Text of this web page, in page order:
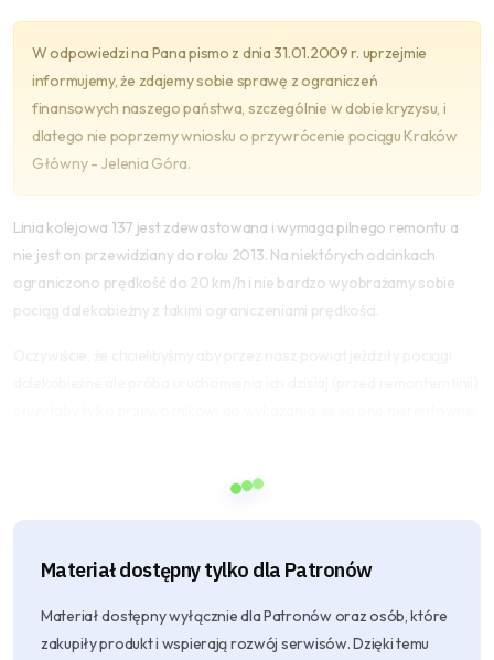
W odpowiedzi na Pana pismo z dnia 31.01.2009 r. uprzejmie
informujemy, że zdajemy sobie sprawę z ograniczeń
finansowych naszego państwa, szczególnie w dobie kryzysu, i
dlatego nie poprzemy wniosku o przywrócenie pociągu Kraków
Główny - Jelenia Góra.
Linia kolejowa 137 jest zdewastowana i wymaga pilnego remontu a
nie jest on przewidziany do roku 2013. Na niektórych odcinkach
ograniczono prędkość do 20 km/h i nie bardzo wyobrażamy sobie
pociąg dalekobieżny z takimi ograniczeniami prędkości.
Materiał dostępny tylko dla Patronów
Materiał dostępny wyłącznie dla Patronów oraz osób, które
zakupiły produkt i wspierają rozwój serwisów. Dzięki temu